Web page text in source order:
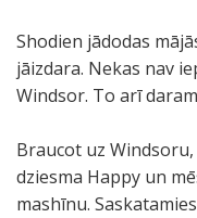
Shodien jādodas
jāizdara. Nekas nav
Windsor. To arī
Braucot uz
dziesma Happy un
mashīnu.